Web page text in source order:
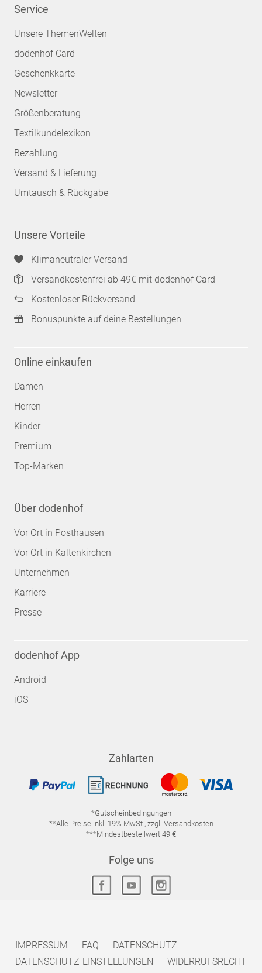
Service
Unsere ThemenWelten
dodenhof Card
Geschenkkarte
Newsletter
Größenberatung
Textilkundelexikon
Bezahlung
Versand & Lieferung
Umtausch & Rückgabe
Unsere Vorteile
Klimaneutraler Versand
Versandkostenfrei ab 49€ mit dodenhof Card
Kostenloser Rückversand
Bonuspunkte auf deine Bestellungen
Online einkaufen
Damen
Herren
Kinder
Premium
Top-Marken
Über dodenhof
Vor Ort in Posthausen
Vor Ort in Kaltenkirchen
Unternehmen
Karriere
Presse
dodenhof App
Android
iOS
Zahlarten
*Gutscheinbedingungen
**Alle Preise inkl. 19% MwSt., zzgl. Versandkosten
***Mindestbestellwert 49 €
Folge uns
IMPRESSUM FAQ
DATENSCHUTZ
DATENSCHUTZ-EINSTELLUNGEN
WIDERRUFSRECHT